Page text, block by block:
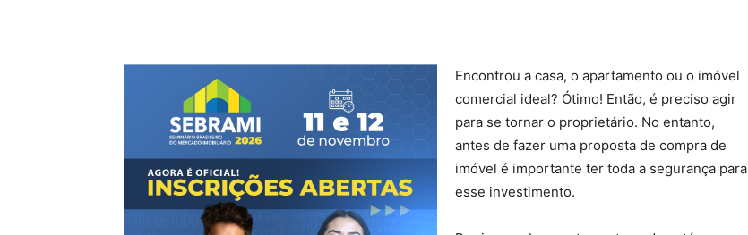
Encontrou a casa, o apartamento ou o imóvel
comercial ideal? Ótimo! Então, é preciso agir
para se tornar o proprietário. No entanto,
antes de fazer uma proposta de compra de
imóvel é importante ter toda a segurança para
esse investimento.